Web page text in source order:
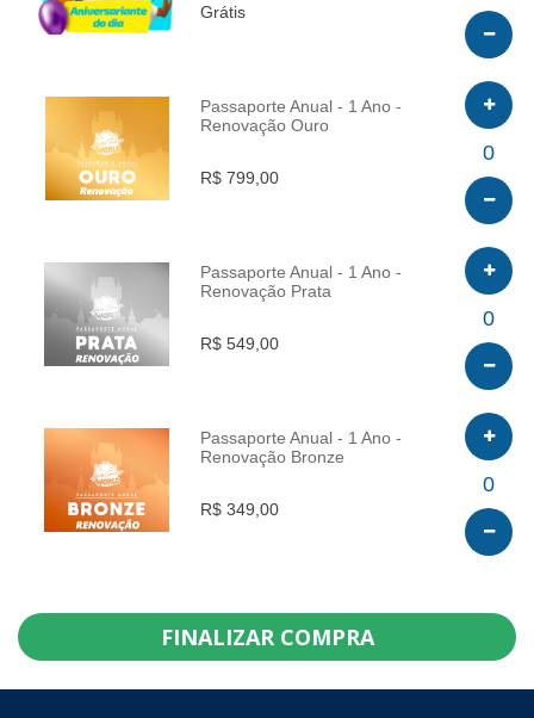
Grátis
INFO
Passaporte Anual - 1 Ano -
Renovação Ouro
R$ 799,00
0
INFO
Passaporte Anual - 1 Ano -
Renovação Prata
R$ 549,00
0
INFO
Passaporte Anual - 1 Ano -
Renovação Bronze
R$ 349,00
0
FINALIZAR COMPRA